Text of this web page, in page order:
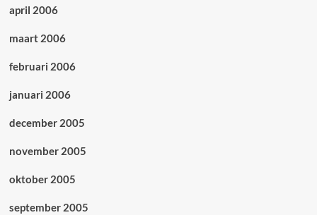
april 2006
maart 2006
februari 2006
januari 2006
december 2005
november 2005
oktober 2005
september 2005